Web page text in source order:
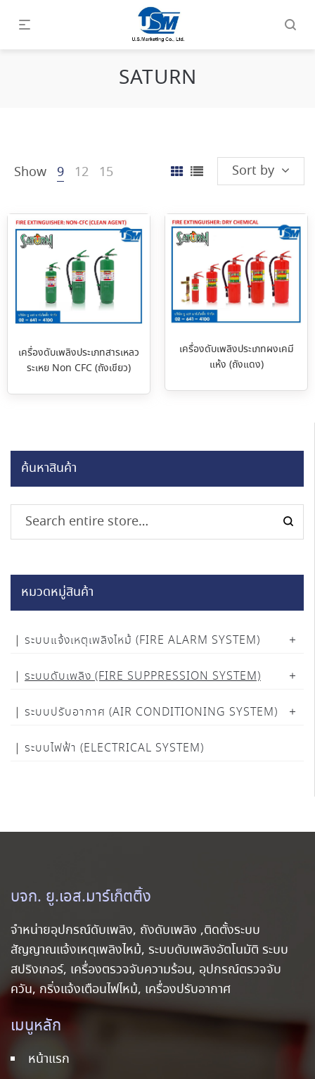
SATURN
Show 9 12 15 Sort by
เครื่องดับเพลิงประเภทสารเหลว
ระเหย Non CFC (ถังเขียว)
เครื่องดับเพลิงประเภทผงเคมี
แห้ง (ถังแดง)
ค้นหาสินค้า
หมวดหมู่สินค้า
ระบบแจ้งเหตุเพลิงไหม้ (FIRE ALARM SYSTEM)
ระบบดับเพลิง (FIRE SUPPRESSION SYSTEM)
ระบบปรับอากาศ (AIR CONDITIONING SYSTEM)
ระบบไฟฟ้า (ELECTRICAL SYSTEM)
บจก. ยู.เอส.มาร์เก็ตติ้ง
จำหน่ายอุปกรณ์ดับเพลิง, ถังดับเพลิง ,ติดตั้งระบบ
สัญญาณแจ้งเหตุเพลิงไหม้, ระบบดับเพลิงอัตโนมัติ ระบบ
สปริงเกอร์, เครื่องตรวจจับความร้อน, อุปกรณ์ตรวจจับ
ควัน, กริ่งแจ้งเตือนไฟไหม้, เครื่องปรับอากาศ
เมนูหลัก
หน้าแรก